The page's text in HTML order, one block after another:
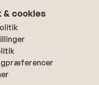
cookies